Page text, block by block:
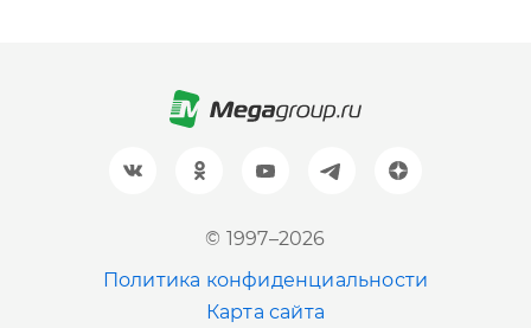
© 1997–2026
Политика конфиденциальности
Карта сайта
+7 (961) 999-93-93
+7 (383) 207-80-51